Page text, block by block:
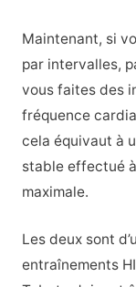
Maintenant, si
par intervalles,
vous faites des
fréquence
cela équivaut à
stable effectué
maximale.
Les deux sont
entraînements